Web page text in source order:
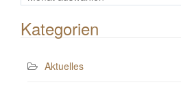
Beiträge
Kategorien
Aktuelles